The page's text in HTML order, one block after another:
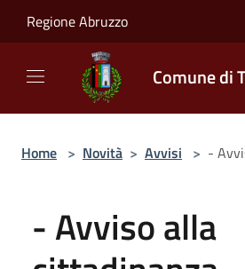
Regione Abruzzo
Comune di
Home > Novità > Avvisi > -
- Avviso alla